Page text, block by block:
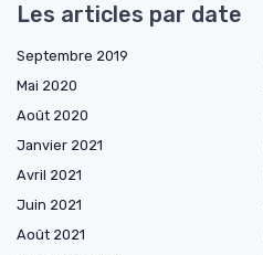
Les articles par date
Septembre 2019
Mai 2020
Août 2020
Janvier 2021
Avril 2021
Juin 2021
Août 2021